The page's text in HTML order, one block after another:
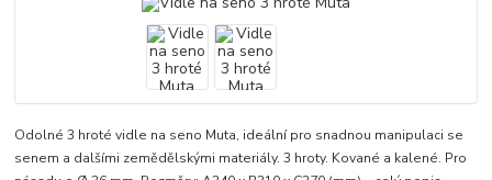
Odolné 3 hroté vidle na seno Muta, ideální pro snadnou manipulaci se
senem a dalšími zemědělskými materiály. 3 hroty. Kované a kalené. Pro